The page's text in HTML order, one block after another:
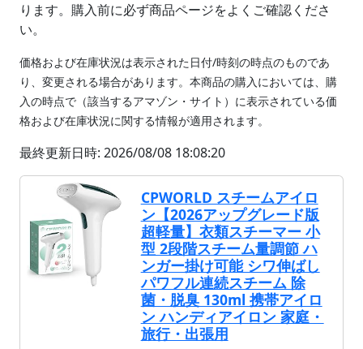
ります。購入前に必ず商品ページをよくご確認くださ
い。
価格および在庫状況は表示された日付/時刻の時点のものであ
り、変更される場合があります。本商品の購入においては、購
入の時点で（該当するアマゾン・サイト）に表示されている価
格および在庫状況に関する情報が適用されます。
最終更新日時: 2026/08/08 18:08:20
CPWORLD スチームアイロ
ン【2026アップグレード版
超軽量】衣類スチーマー 小
型 2段階スチーム量調節 ハ
ンガー掛け可能 シワ伸ばし
パワフル連続スチーム 除
菌・脱臭 130ml 携帯アイロ
ン ハンディアイロン 家庭・
旅行・出張用